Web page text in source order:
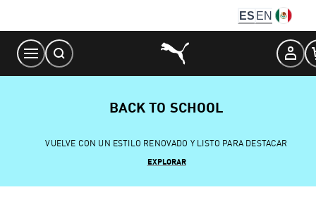
Content
ES EN
BACK TO SCHOOL
VUELVE CON UN ESTILO RENOVADO Y LISTO PARA DESTACAR
EXPLORAR